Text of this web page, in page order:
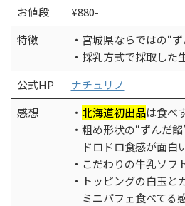
お値段
¥880-
特徴
・宮城県ならではの“
・採乳方式で採取した
公式HP
ナチュリノ
感想
・ 北海道初出品は食べ
・粗め形状の“ずんだ
ドロドロ食感が面白い
・こだわりの牛乳ソフ
・トッピングの白玉と
ミニパフェ食べてる